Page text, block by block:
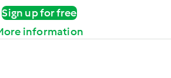
Sign up for free
information